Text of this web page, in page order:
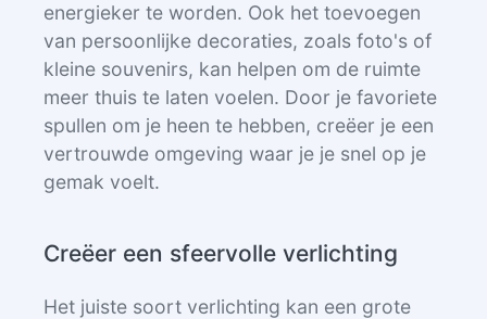
energieker te worden. Ook het toevoegen
van persoonlijke decoraties, zoals foto's of
kleine souvenirs, kan helpen om de ruimte
meer thuis te laten voelen. Door je favoriete
spullen om je heen te hebben, creëer je een
vertrouwde omgeving waar je je snel op je
gemak voelt.
Creëer een sfeervolle verlichting
Het juiste soort verlichting kan een grote